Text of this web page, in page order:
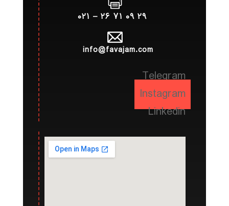
۲۹ ۰۹ ۷۱ ۲۶ – ۰۲۱
info@favajam.com
Telegram
Instagram
Linkedin